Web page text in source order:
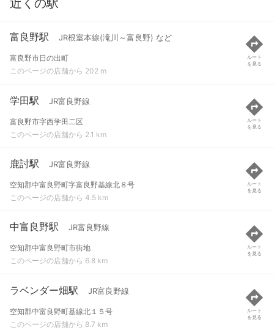
富良野駅 JR根室本線(滝川～富良野) など
富良野市日の出町
このページの店舗から 202 m
ルート
を見る
学田駅 JR富良野線
富良野市字西学田二区
このページの店舗から 2.1 km
ルート
を見る
鹿討駅 JR富良野線
空知郡中富良野町字富良野基線北８号
このページの店舗から 4.5 km
ルート
を見る
中富良野駅 JR富良野線
空知郡中富良野町市街地
このページの店舗から 6.8 km
ルート
を見る
ラベンダー畑駅 JR富良野線
空知郡中富良野町基線北１５号
このページの店舗から 8.7 km
ルート
を見る